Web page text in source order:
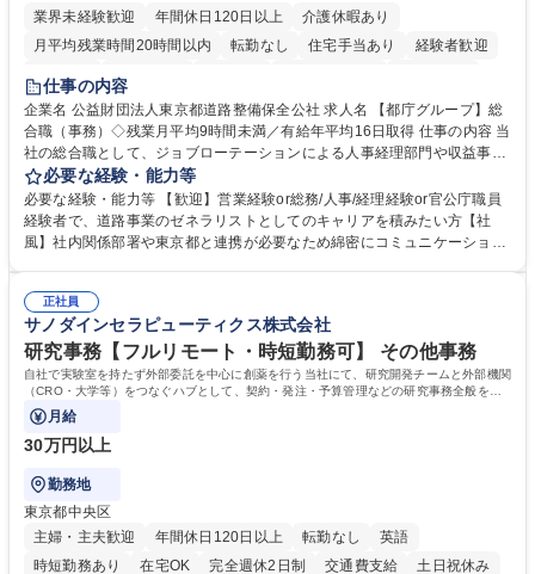
業界未経験歓迎 年間休日120日以上
介護休暇あり
月平均残業時間20時間以内
転勤なし 住宅手当あり
経験者歓迎
研修あり
退職金あり
駅近5分以内
資格取得手当あり 食事補助あり
仕事の内容
企業名 公益財団法人東京都道路整備保全公社 求人名 【都庁グループ】総
合職（事務）◇残業月平均9時間未満／有給年平均16日取得 仕事の内容 当
社の総合職として、ジョブローテーションによる人事経理部門や収益事業
等のフロント部門の部署等幅広い部署での業務をお任せいたします。研修
制度やキャリア支援が充実しております！ ※下記業務詳細 【業務詳細】■
管理部門：広報、人事、経理など当公社の運営に係る管理業務 ■収益部
門：駐車場の新規開拓、管理運営、新宿駅西口広場の「イベントコーナ
道路施設や道路工事現場の見学ツアー事業 ※入社後は上記いずれかの部門
へ配属。※業務内容変更の範囲：会社の定める業務 募集職種 【都庁グル
ープ】総合職（事務）◇残業月平均9時間未満／有給年平均16日取得
必要な経験・能力等
必要な経験・能力等 【歓迎】営業経験or総務/人事/経理経験or官公庁職員
経験者で、道路事業のゼネラリストとしてのキャリアを積みたい方【社
風】社内関係部署や東京都と連携が必要なため綿密にコミュニケーション
部門など多岐に渡る業務を経験できます。 ■様々なプロジェクト：駐車場
事業の他、新宿駅西口広場内に設置された照明を兼ねた広告「ブライトサ
イン」の管理運営を行うなど、事業収益を生み出す活動を積極的に行って
います。 学歴・資格 学歴：大学院 大学 高専 短大 専修学校 高校 語学力：
資格：
正社員
サノダインセラピューティクス株式会社
研究事務【フルリモート・時短勤務可】 その他事務
自社で実験室を持たず外部委託を中心に創薬を行う当社にて、研究開発チームと外部機関
（CRO・大学等）をつなぐハブとして、契約・発注・予算管理などの研究事務全般をお
任せします。
月給
30万円以上
勤務地
東京都中央区
主婦・主夫歓迎
年間休日120日以上 転勤なし
英語
時短勤務あり
在宅OK 完全週休2日制 交通費支給 土日祝休み